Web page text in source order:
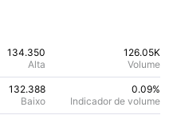
134.350
Alta
126.05K
Volume
0.09%
Indicador de volume
132.388
Baixo